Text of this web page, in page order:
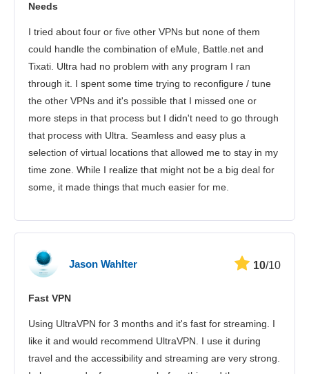
Needs
I tried about four or five other VPNs but none of them
could handle the combination of eMule, Battle.net and
Tixati. Ultra had no problem with any program I ran
through it. I spent some time trying to reconfigure / tune
the other VPNs and it's possible that I missed one or
more steps in that process but I didn't need to go through
that process with Ultra. Seamless and easy plus a
selection of virtual locations that allowed me to stay in my
time zone. While I realize that might not be a big deal for
some, it made things that much easier for me.
Jason Wahlter 10/10
Fast VPN
Using UltraVPN for 3 months and it's fast for streaming. I
like it and would recommend UltraVPN. I use it during
travel and the accessibility and streaming are very strong.